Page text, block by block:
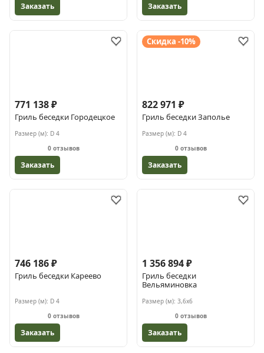
Заказать Заказать
771 138 ₽
Гриль беседки Городецкое
Размер (м): D 4
0 отзывов
Заказать
Скидка -10%
822 971 ₽
Гриль беседки Заполье
Размер (м): D 4
0 отзывов
Заказать
746 186 ₽
Гриль беседки Кареево
Размер (м): D 4
0 отзывов
Заказать
1 356 894 ₽
Гриль беседки
Вельяминовка
Размер (м): 3,6х6
0 отзывов
Заказать